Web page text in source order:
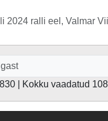
2024 ralli eel, Valmar
| Kokku vaadatud